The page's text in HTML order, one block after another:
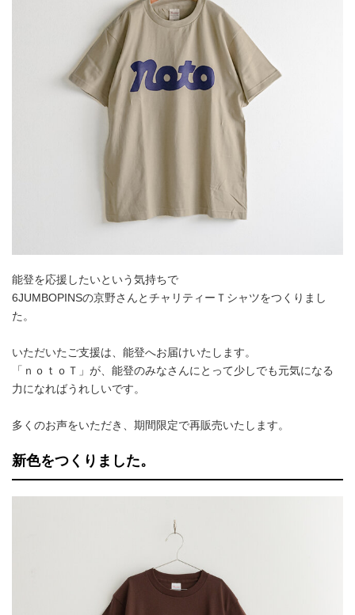
能登を応援したいという気持ちで
6JUMBOPINSの京野さんとチャリティーＴシャツをつくりまし
た。
いただいたご支援は、能登へお届けいたします。
「ｎｏｔｏＴ」が、能登のみなさんにとって少しでも元気になる
力になればうれしいです。
多くのお声をいただき、期間限定で再販売いたします。
新色をつくりました。